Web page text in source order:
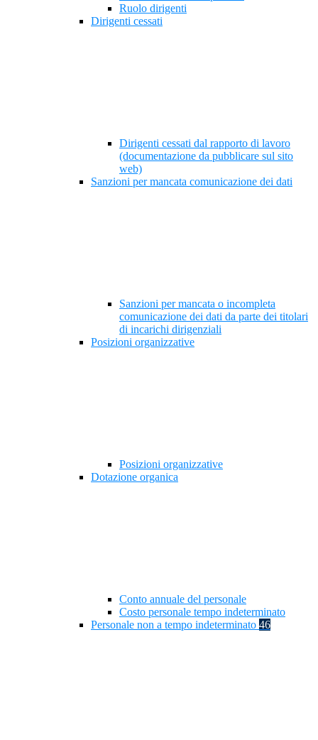
Ruolo dirigenti
Dirigenti cessati
Dirigenti cessati dal rapporto di lavoro
(documentazione da pubblicare sul sito
web)
Sanzioni per mancata comunicazione dei dati
Sanzioni per mancata o incompleta
comunicazione dei dati da parte dei titolari
di incarichi dirigenziali
Posizioni organizzative
Posizioni organizzative
Dotazione organica
Conto annuale del personale
Costo personale tempo indeterminato
Personale non a tempo indeterminato 46